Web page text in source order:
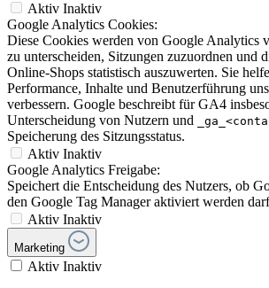
Aktiv Inaktiv
Google Analytics Cookies:
Diese Cookies werden von Google Analytics
zu unterscheiden, Sitzungen zuzuordnen und
Online-Shops statistisch auszuwerten. Sie
Performance, Inhalte und Benutzerführung
verbessern. Google beschreibt für GA4
Unterscheidung von Nutzern und
Speicherung des Sitzungsstatus.
Aktiv Inaktiv
Google Analytics Freigabe:
Speichert die Entscheidung des Nutzers, ob
den Google Tag Manager aktiviert werden
Aktiv Inaktiv
Marketing
Aktiv Inaktiv